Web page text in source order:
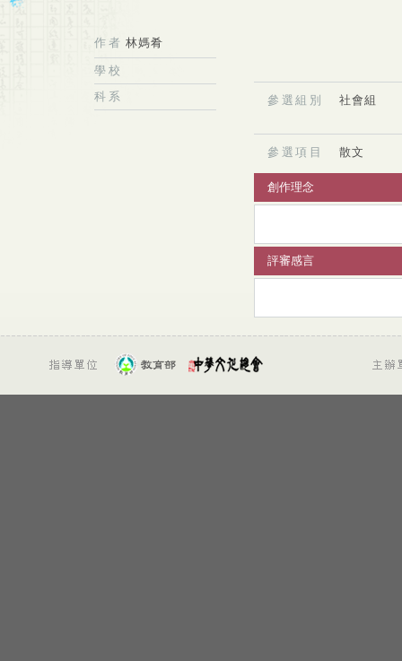
作者 林媽肴
學校
科系
參選組別 社會組
參選項目 散文
創作理念
評審感言